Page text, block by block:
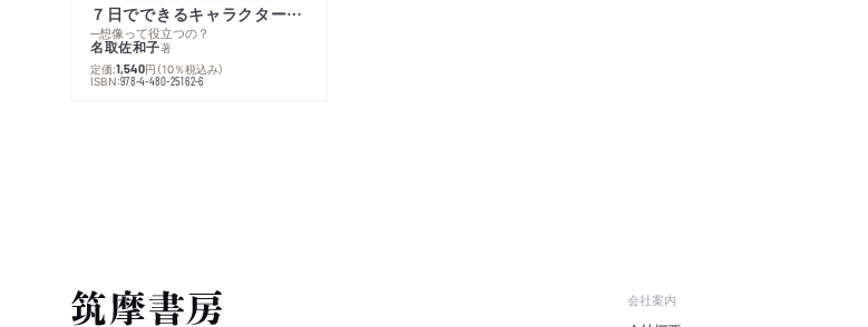
７日でできるキャラクター創作入門
─想像って役立つの？
名取佐和子著
定価:1,540円 （10％税込み）
ISBN:978-4-480-25162-6
会社案内